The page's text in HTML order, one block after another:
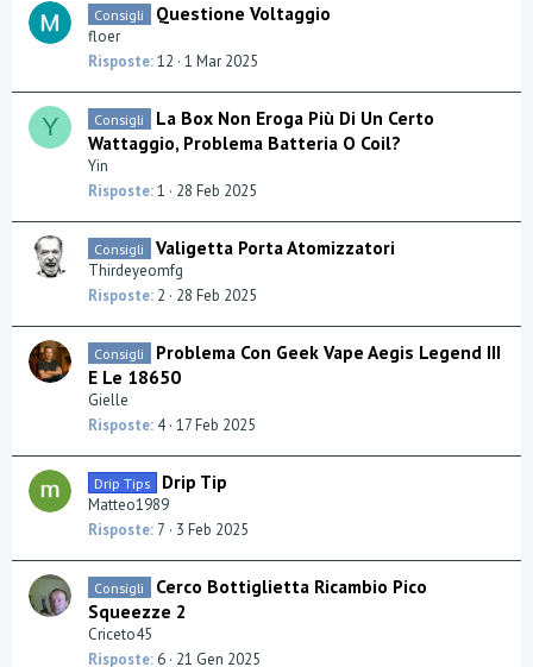
Consigli Questione Voltaggio
floer
Risposte 12 1 Mar 2025
Y Consigli
La Box Non Eroga Più Di Un Certo
Wattaggio, Problema Batteria O Coil?
Yin
Risposte 1 28 Feb 2025
Consigli Valigetta Porta Atomizzatori
Thirdeyeomfg
Risposte 2 28 Feb 2025
Consigli
Problema Con Geek Vape Aegis Legend III
E Le 18650
Gielle
Risposte 4 17 Feb 2025
Drip Tips Drip Tip
Matteo1989
Risposte 7 3 Feb 2025
Consigli
Cerco Bottiglietta Ricambio Pico
Squeezze 2
Criceto45
Risposte 6 21 Gen 2025